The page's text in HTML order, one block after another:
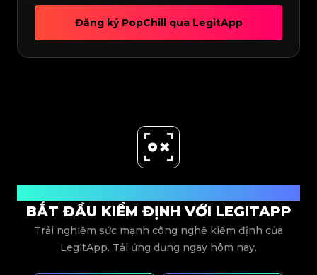
Đăng ký PopChill qua LegitApp
BẮT ĐẦU KIỂM ĐỊNH VỚI LEGITAPP
Trải nghiệm sức mạnh công nghệ kiểm định của
LegitApp. Tải ứng dụng ngay hôm nay.